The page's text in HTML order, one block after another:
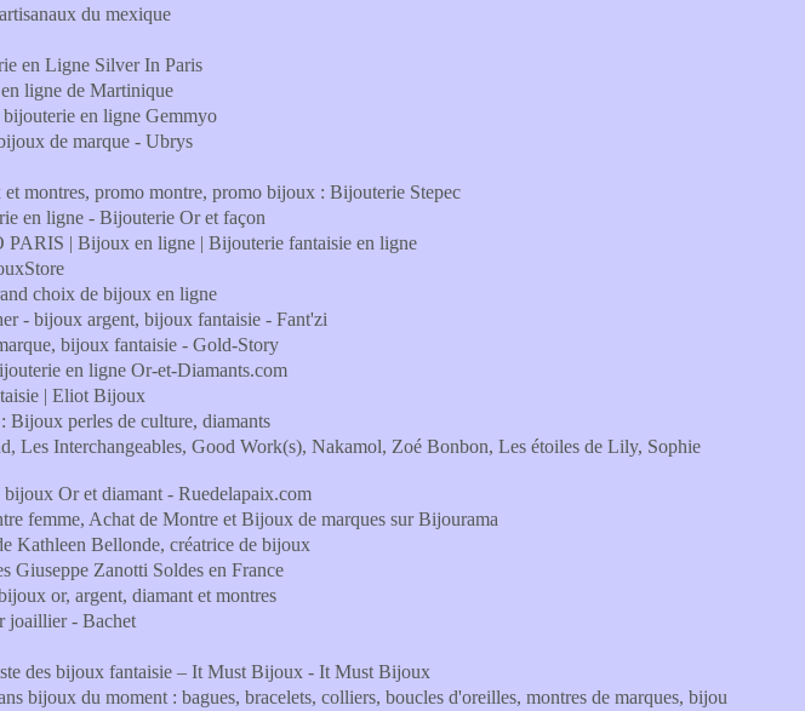
du mexique
en Ligne Silver In Paris
ligne de Martinique
en ligne Gemmyo
de marque - Ubrys
montres, promo montre, promo bijoux : Bijouterie Stepec
en ligne - Bijouterie Or et façon
| Bijoux en ligne | Bijouterie fantaisie en ligne
choix de bijoux en ligne
- bijoux argent, bijoux fantaisie - Fant'zi
bijoux fantaisie - Gold-Story
en ligne Or-et-Diamants.com
| Eliot Bijoux
Bijoux perles de culture, diamants
Les Interchangeables, Good Work(s), Nakamol, Zoé Bonbon, Les étoiles de Lily, Sophie
Or et diamant - Ruedelapaix.com
femme, Achat de Montre et Bijoux de marques sur Bijourama
Kathleen Bellonde, créatrice de bijoux
Giuseppe Zanotti Soldes en France
or, argent, diamant et montres
joaillier - Bachet
des bijoux fantaisie – It Must Bijoux - It Must Bijoux
bijoux du moment : bagues, bracelets, colliers, boucles d'oreilles, montres de marques, bijou